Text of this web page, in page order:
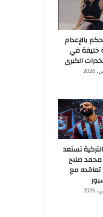
بالإعدام
خليفة في
الكبرى
تستعد
محمد صلاح
تعاقده مع